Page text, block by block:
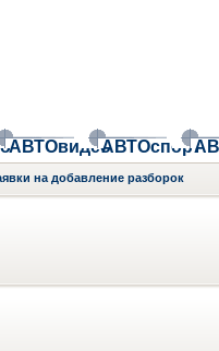
АВТОвидеоАВТОспорт
на добавление разборок